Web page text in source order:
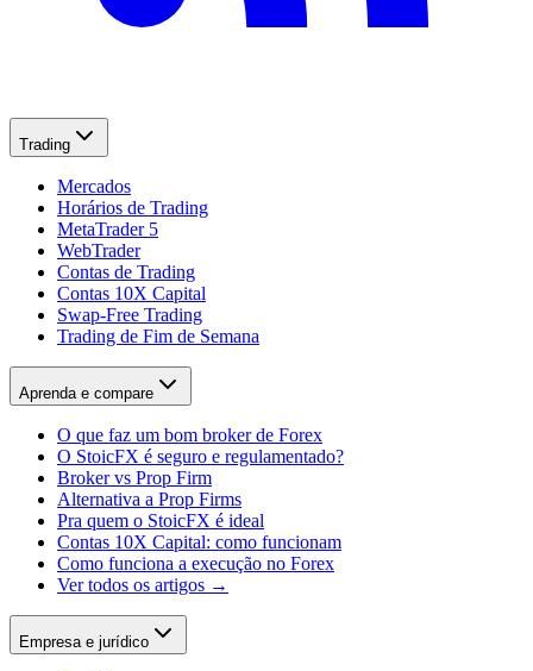
Trading
Mercados
Horários de Trading
MetaTrader 5
WebTrader
Contas de Trading
Contas 10X Capital
Swap-Free Trading
Trading de Fim de Semana
Aprenda e compare
O que faz um bom broker de Forex
O StoicFX é seguro e regulamentado?
Broker vs Prop Firm
Alternativa a Prop Firms
Pra quem o StoicFX é ideal
Contas 10X Capital: como funcionam
Como funciona a execução no Forex
Ver todos os artigos →
Empresa e jurídico